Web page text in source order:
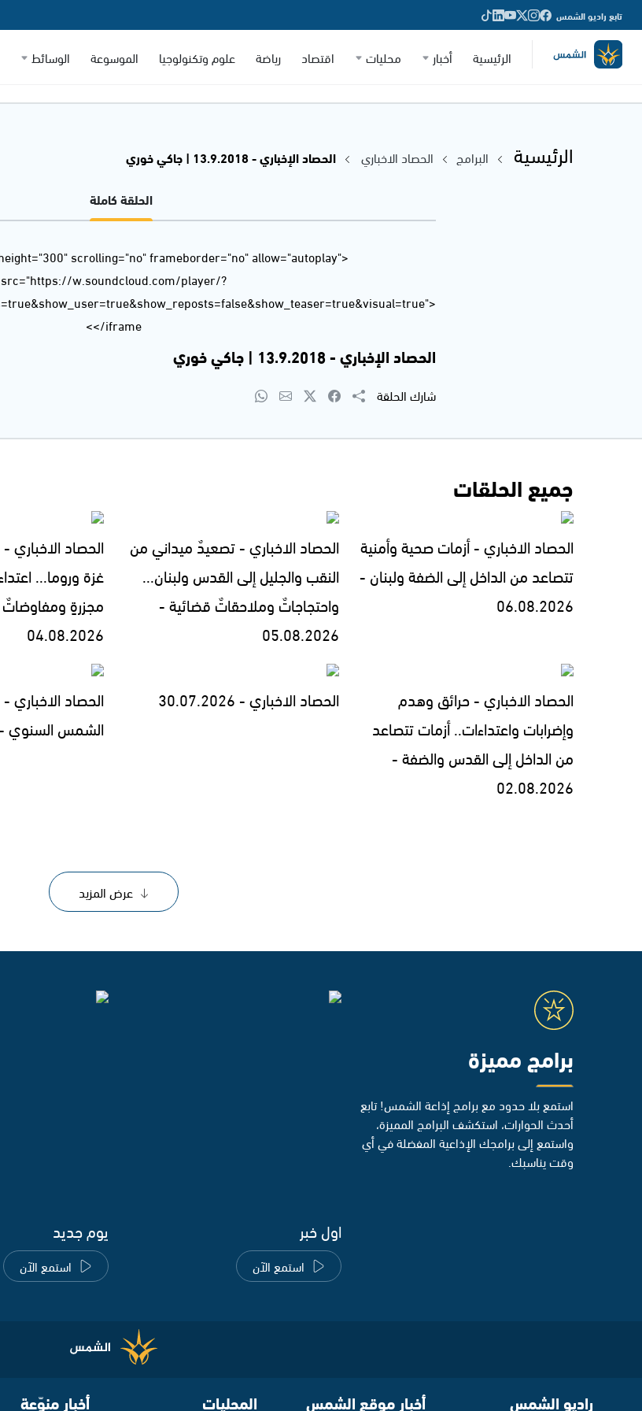
تابع راديو الشمس
الرئيسية أخبار محليات اقتصاد رياضة علوم وتكنولوجيا الموسوعة الوسائط
الرئيسية البرامج الحصاد الاخباري
الحصاد الإخباري - 13.9.2018 | جاكي خوري
الحلقة كاملة
scrolling="no" frameborder="no" allow="autoplay"
src="https://w.soundcloud.com/player/?
</iframe>
الحصاد الإخباري - 13.9.2018 | جاكي خوري
شارك الحلقة
جميع الحلقات
الحصاد الاخباري - أزمات صحية وأمنية
تتصاعد من الداخل إلى الضفة ولبنان -
06.08.2026
الحصاد الاخباري - تصعيدٌ ميداني من
النقب والجليل إلى القدس ولبنان...
واحتجاجاتٌ وملاحقاتٌ قضائية -
05.08.2026
الحصاد
غزة وروما...
مجزرةٍ ومفاوضاتٌ
04.08.2026
الحصاد الاخباري - حرائق وهدم
وإضرابات واعتداءات.. أزمات تتصاعد
من الداخل إلى القدس والضفة -
02.08.2026
الحصاد الاخباري - 30.07.2026
الحصاد
الشمس السنوي - 29.07.2026
عرض المزيد
برامج مميزة
استمع بلا حدود مع برامج إذاعة الشمس! تابع
أحدث الحوارات، استكشف البرامج المميزة،
واستمع إلى برامجك الإذاعية المفضلة في أي
وقت يناسبك.
اول خبر
استمع الآن
يوم جديد
استمع الآن
راديو الشمس أخبار موقع الشمس المحليات أخبار منوّعة